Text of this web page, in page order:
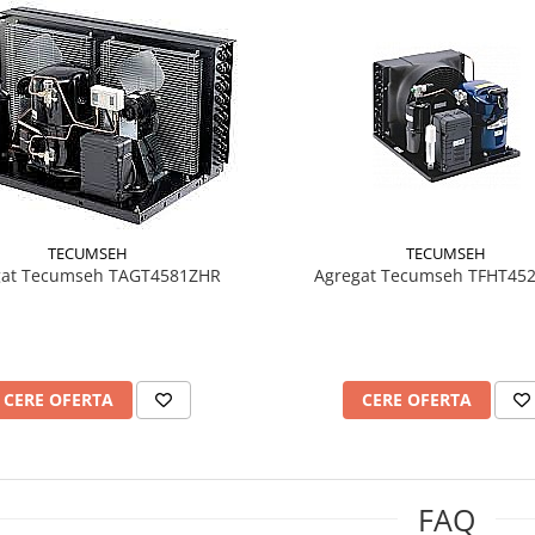
TECUMSEH
Tecumseh TAGT4581ZHR
CERE OFERTA
TECUMSEH
Agregat Tecumseh
CERE OFERTA
FAQ